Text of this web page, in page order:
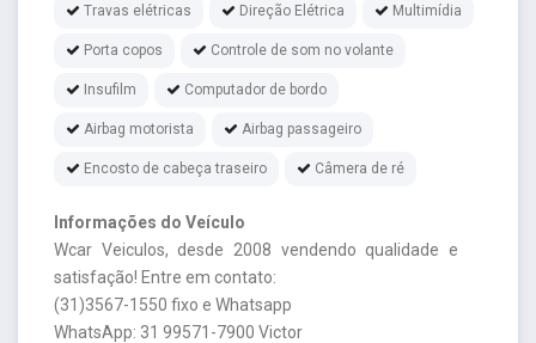
Travas elétricas Direção Elétrica Multimídia
Porta copos Controle de som no volante
Insufilm Computador de bordo
Airbag motorista Airbag passageiro
Encosto de cabeça traseiro Câmera de ré
Informações do Veículo
Wcar Veiculos, desde 2008 vendendo qualidade e
satisfação! Entre em contato:
(31)3567-1550 fixo e Whatsapp
WhatsApp: 31 99571-7900 Victor